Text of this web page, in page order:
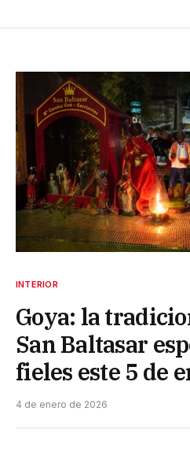
INTERIOR
Goya: la
San Baltasar
fieles este 5 de
4 de enero de 2026